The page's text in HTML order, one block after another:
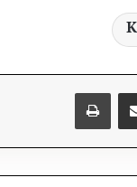
پر برېښنالیک یې شریک کړئ چاپول